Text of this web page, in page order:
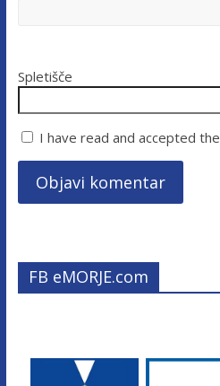
Spletišče
I have read and accepted the
FB eMORJE.com